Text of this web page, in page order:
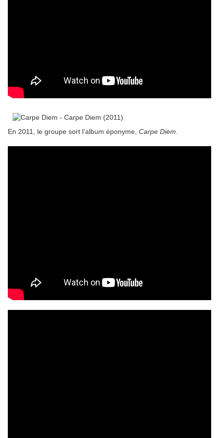
En 2011, le groupe sort l'album éponyme, Carpe Diem